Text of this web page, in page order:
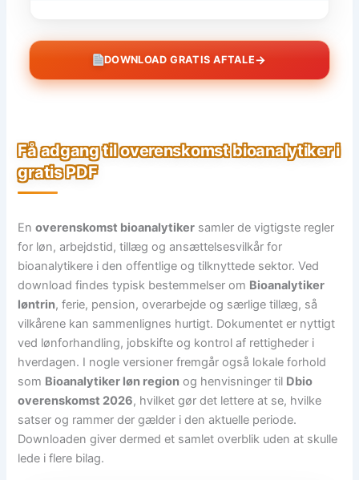
DOWNLOAD GRATIS AFTALE→
Få adgang til overenskomst bioanalytiker i
gratis PDF
Enoverenskomst bioanalytiker samler de vigtigste regler
for løn, arbejdstid, tillæg og ansættelsesvilkår for
bioanalytikere i den offentlige og tilknyttede sektor. Ved
download findes typisk bestemmelser om Bioanalytiker
løntrin, ferie, pension, overarbejde og særlige tillæg, så
vilkårene kan sammenlignes hurtigt. Dokumentet er nyttigt
ved lønforhandling, jobskifte og kontrol af rettigheder i
hverdagen. I nogle versioner fremgår også lokale forhold
som Bioanalytiker løn region og henvisninger til Dbio
overenskomst 2026, hvilket gør det lettere at se, hvilke
satser og rammer der gælder i den aktuelle periode.
Downloaden giver dermed et samlet overblik uden at skulle
lede i flere bilag.